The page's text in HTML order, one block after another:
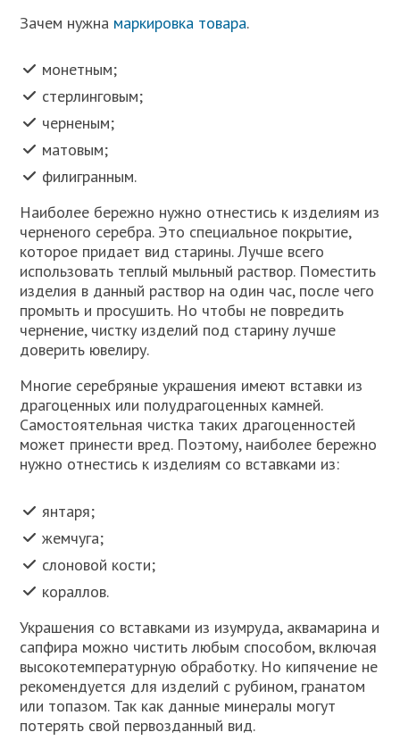
Зачем нужна маркировка товара.
монетным;
стерлинговым;
черненым;
матовым;
филигранным.
Наиболее бережно нужно отнестись к изделиям из
черненого серебра. Это специальное покрытие,
которое придает вид старины. Лучше всего
использовать теплый мыльный раствор. Поместить
изделия в данный раствор на один час, после чего
промыть и просушить. Но чтобы не повредить
чернение, чистку изделий под старину лучше
доверить ювелиру.
Многие серебряные украшения имеют вставки из
драгоценных или полудрагоценных камней.
Самостоятельная чистка таких драгоценностей
может принести вред. Поэтому, наиболее бережно
нужно отнестись к изделиям со вставками из:
янтаря;
жемчуга;
слоновой кости;
кораллов.
Украшения со вставками из изумруда, аквамарина и
сапфира можно чистить любым способом, включая
высокотемпературную обработку. Но кипячение не
рекомендуется для изделий с рубином, гранатом
или топазом. Так как данные минералы могут
потерять свой первозданный вид.